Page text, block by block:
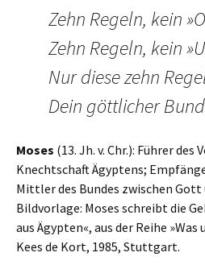
Zehn Regeln, kein
Zehn Regeln, kein
Nur diese zehn
Dein göttlicher Bund
Moses (13. Jh. v. Chr.): Führer des
Knechtschaft Ägyptens;
Mittler des Bundes zwischen Gott
Bildvorlage: Moses schreibt die
aus Ägypten«, aus der Reihe
Kees de Kort, 1985, Stuttgart.